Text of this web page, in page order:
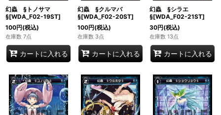
幻蟲 §トノサマ
§[WDA_F02-19ST]
100円(税込)
在庫数 7点
カートに入れる
幻蟲 §クルマバ
§[WDA_F02-20ST]
100円(税込)
在庫数 3点
カートに入れる
幻蟲 §シラエ
§[WDA_F02-21ST]
30円(税込)
在庫数 13点
カートに入れる